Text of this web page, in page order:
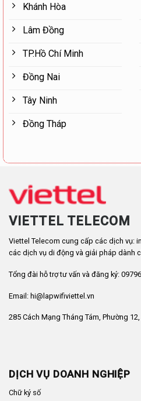
Khánh Hòa
Lâm Đồng
TP.Hồ Chí Minh
Đồng Nai
Tây Ninh
Đồng Tháp
VIETTEL TELECOM
Viettel Telecom cung cấp các dịch vụ:
các dịch vụ di động và giải pháp dành
Tổng đài hỗ trợ tư vấn và đăng ký:
Email: hi@lapwifiviettel.vn
285 Cách Mạng Tháng Tám, Phường
DỊCH VỤ DOANH NGHIỆP
Chữ ký số